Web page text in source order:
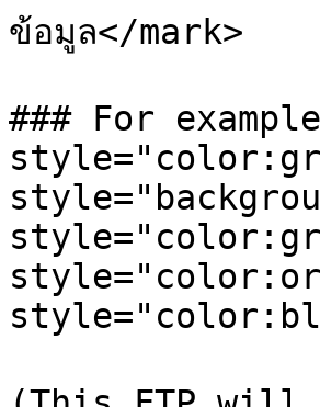
ข้อมูล</mark>
### For